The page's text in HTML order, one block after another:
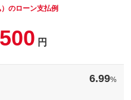
積もり依頼（無料）
のローン支払例
円
6.99%